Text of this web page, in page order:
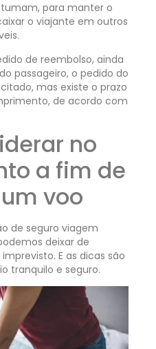
para manter o
o viajante em outros
de reembolso, ainda
passageiro, o pedido do
mas existe o prazo
de acordo com
no
a fim de
voo
de seguro viagem
deixar de
E as dicas são
tranquilo e seguro.